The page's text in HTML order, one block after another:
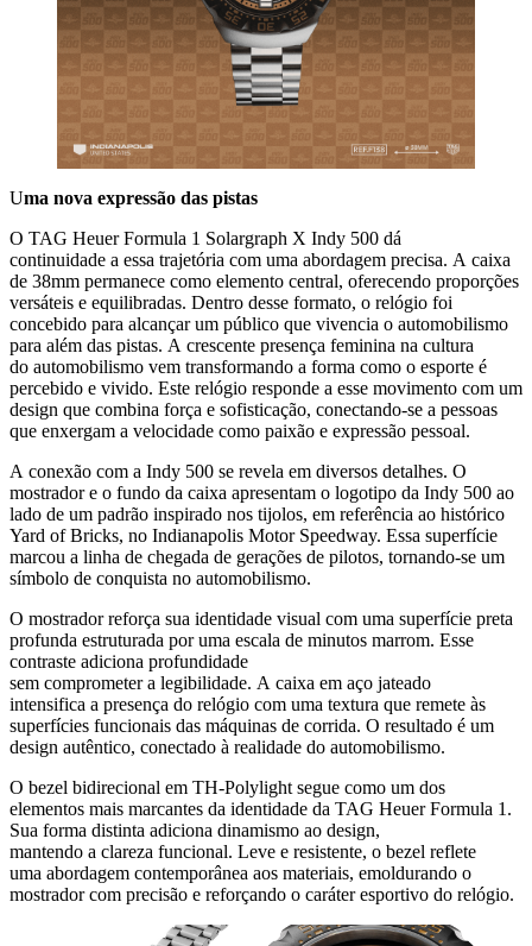
Uma nova expressão das pistas
O TAG Heuer Formula 1 Solargraph X Indy 500 dá
continuidade a essa trajetória com uma abordagem precisa. A caixa
de 38mm permanece como elemento central, oferecendo proporções
versáteis e equilibradas. Dentro desse formato, o relógio foi
concebido para alcançar um público que vivencia o automobilismo
para além das pistas. A crescente presença feminina na cultura
do automobilismo vem transformando a forma como o esporte é
percebido e vivido. Este relógio responde a esse movimento com um
design que combina força e sofisticação, conectando-se a pessoas
que enxergam a velocidade como paixão e expressão pessoal.
A conexão com a Indy 500 se revela em diversos detalhes. O
mostrador e o fundo da caixa apresentam o logotipo da Indy 500 ao
lado de um padrão inspirado nos tijolos, em referência ao histórico
Yard of Bricks, no Indianapolis Motor Speedway. Essa superfície
marcou a linha de chegada de gerações de pilotos, tornando-se um
símbolo de conquista no automobilismo.
O mostrador reforça sua identidade visual com uma superfície preta
profunda estruturada por uma escala de minutos marrom. Esse
contraste adiciona profundidade
sem comprometer a legibilidade. A caixa em aço jateado
intensifica a presença do relógio com uma textura que remete às
superfícies funcionais das máquinas de corrida. O resultado é um
design autêntico, conectado à realidade do automobilismo.
O bezel bidirecional em TH-Polylight segue como um dos
elementos mais marcantes da identidade da TAG Heuer Formula 1.
Sua forma distinta adiciona dinamismo ao design,
mantendo a clareza funcional. Leve e resistente, o bezel reflete
uma abordagem contemporânea aos materiais, emoldurando o
mostrador com precisão e reforçando o caráter esportivo do relógio.